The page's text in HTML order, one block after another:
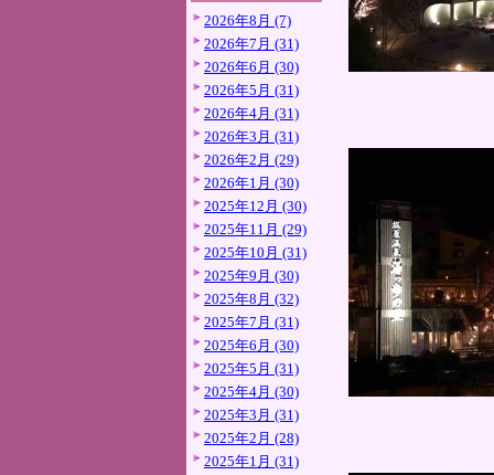
2026年8月 (7)
2026年7月 (31)
2026年6月 (30)
2026年5月 (31)
2026年4月 (31)
2026年3月 (31)
2026年2月 (29)
2026年1月 (30)
2025年12月 (30)
2025年11月 (29)
2025年10月 (31)
2025年9月 (30)
2025年8月 (32)
2025年7月 (31)
2025年6月 (30)
2025年5月 (31)
2025年4月 (30)
2025年3月 (31)
2025年2月 (28)
2025年1月 (31)